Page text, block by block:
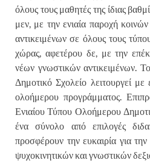
όλους τους μαθητές της ίδιας
μεν, με την ενιαία παροχή
αντικειμένων σε όλους τους
χώρας, αφετέρου δε, με την
νέων γνωστικών αντικειμένων.
Δημοτικό Σχολείο λειτουργεί
ολοήμερου προγράμματος.
Ενιαίου Τύπου Ολοήμερου
ένα σύνολο από επιλογές
προσφέρουν την ευκαιρία για
ψυχοκινητικών και γνωστικών